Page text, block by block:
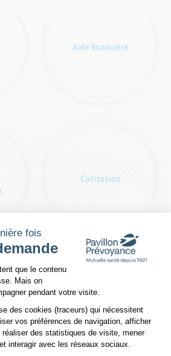
fois
Gestion du
que le contenu
Mais on
pendant votre visite.
des cookies (traceurs) qui nécessitent
vos préférences de navigation, afficher
des statistiques de visite, mener
interagir avec les réseaux sociaux.
Aide financière
Cotisation
Médiation